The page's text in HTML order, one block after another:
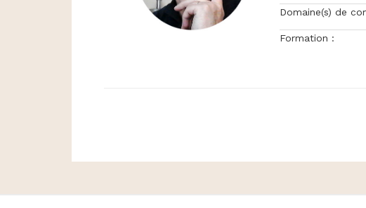
Domaine(s) de
Formation :